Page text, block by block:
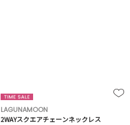
LAGUNAMOON
2WAYスクエアチェーンネックレス